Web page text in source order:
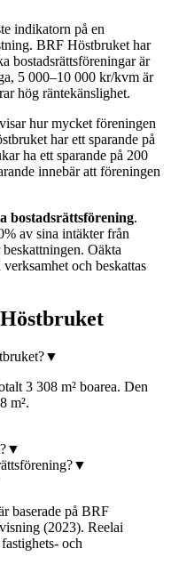
indikatorn på en
BRF Höstbruket har
bostadsrättsföreningar är
5 000–10 000 kr/kvm är
hög räntekänslighet.
visar hur mycket föreningen
har ett sparande på
ha ett sparande på 200
innebär att föreningen
bostadsrättsförening.
av sina intäkter från
Oäkta
och beskattas
▼
3 308 m² boarea. Den
m².
▼
▼
baserade på BRF
(2023). Reelai
och